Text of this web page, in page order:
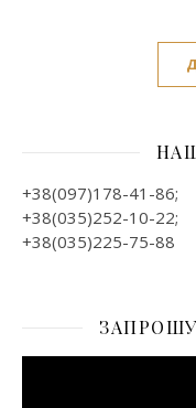
+38(097)178-41-86;
+38(035)252-10-22;
+38(035)225-75-88
Відеопрогравач